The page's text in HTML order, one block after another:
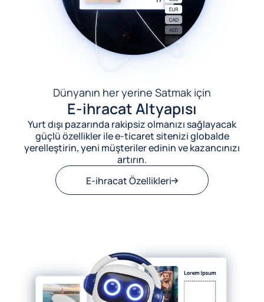
Dünyanın her yerine Satmak için
E-ihracat Altyapısı
Yurt dışı pazarında rakipsiz olmanızı sağlayacak
güçlü özellikler ile e-ticaret sitenizi globalde
yerelleştirin, yeni müşteriler edinin ve kazancınızı
artırın.
E-ihracat Özellikleri